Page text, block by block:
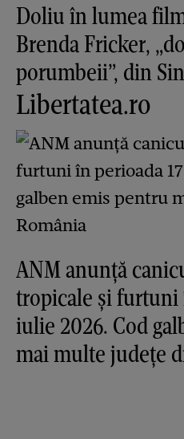
Doliu în lumea
Brenda Fricker,
porumbeii”, din
Libertatea.ro
ANM anunță
tropicale și furtuni
iulie 2026. Cod
mai multe județe